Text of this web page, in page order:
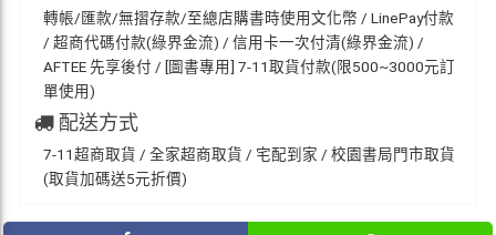
轉帳/匯款/無摺存款/至總店購書時使用文化幣 / LinePay付款
/ 超商代碼付款(綠界金流) / 信用卡一次付清(綠界金流) /
AFTEE 先享後付 / [圖書專用] 7-11取貨付款(限500~3000元訂
單使用)
配送方式
7-11超商取貨 / 全家超商取貨 / 宅配到家 / 校園書局門市取貨
(取貨加碼送5元折價)